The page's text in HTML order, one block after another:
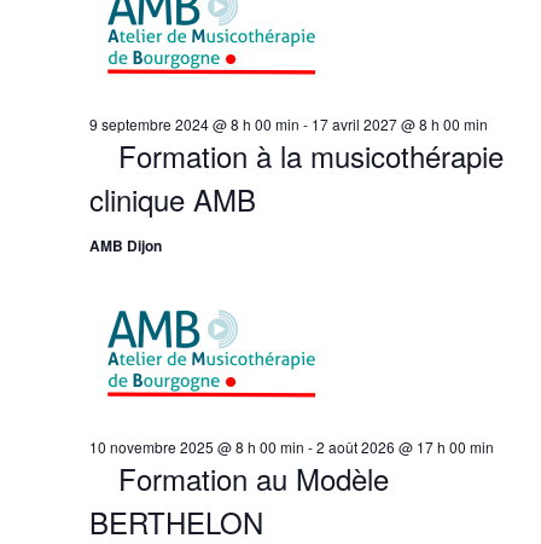
Formation à la musicothérapie
clinique AMB
9 septembre 2024 @ 8 h 00 min - 17 avril 2027 @ 8 h 00 min
AMB Dijon
Formation au Modèle
BERTHELON
10 novembre 2025 @ 8 h 00 min -2 août 2026 @ 17 h 00 min